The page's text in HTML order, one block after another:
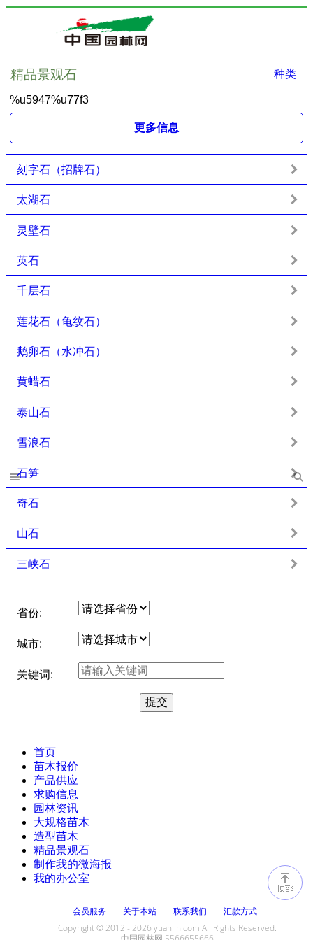
精品景观石 种类
%u5947%u77f3
更多信息
刻字石（招牌石）
太湖石
灵壁石
英石
千层石
莲花石（龟纹石）
鹅卵石（水冲石）
黄蜡石
泰山石
雪浪石
石笋
奇石
山石
三峡石
省份:
城市:
关键词:
首页
苗木报价
产品供应
求购信息
园林资讯
大规格苗木
造型苗木
精品景观石
制作我的微海报
我的办公室
会员服务 关于本站 联系我们
汇款方式
Copyright © 2012 - 2026 yuanlin.com All Rights Reserved.